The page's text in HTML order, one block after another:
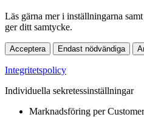
Läs gärna mer i inställningarna
ger ditt samtycke.
Acceptera Endast nödvändiga
Integritetspolicy
Individuella sekretessinställningar
Marknadsföring per